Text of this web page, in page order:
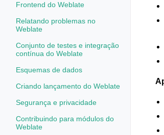
Frontend do Weblate
Relatando problemas no
Weblate
Conjunto de testes e integração
contínua do Weblate
Esquemas de dados
Criando lançamento do Weblate
Segurança e privacidade
Contribuindo para módulos do
Weblate